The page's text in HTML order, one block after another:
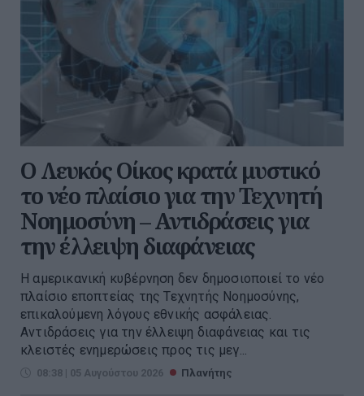
Ο Λευκός Οίκος κρατά μυστικό
το νέο πλαίσιο για την Τεχνητή
Νοημοσύνη – Αντιδράσεις για
την έλλειψη διαφάνειας
Η αμερικανική κυβέρνηση δεν δημοσιοποιεί το νέο
πλαίσιο εποπτείας της Τεχνητής Νοημοσύνης,
επικαλούμενη λόγους εθνικής ασφάλειας.
Αντιδράσεις για την έλλειψη διαφάνειας και τις
κλειστές ενημερώσεις προς τις μεγ...
08:38 | 05 Αυγούστου 2026 Πλανήτης